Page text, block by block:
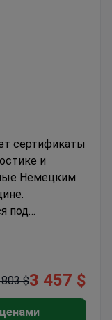
сертификаты
и
Немецким
под
прошел
центрах
включено:
$3 457 $